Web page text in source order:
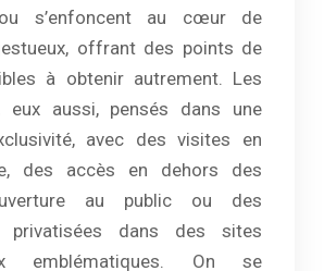
s’enfoncent au cœur de
offrant des points de
à obtenir autrement. Les
eux aussi, pensés dans une
avec des visites en
des accès en dehors des
au public ou des
privatisées dans des sites
emblématiques. On se